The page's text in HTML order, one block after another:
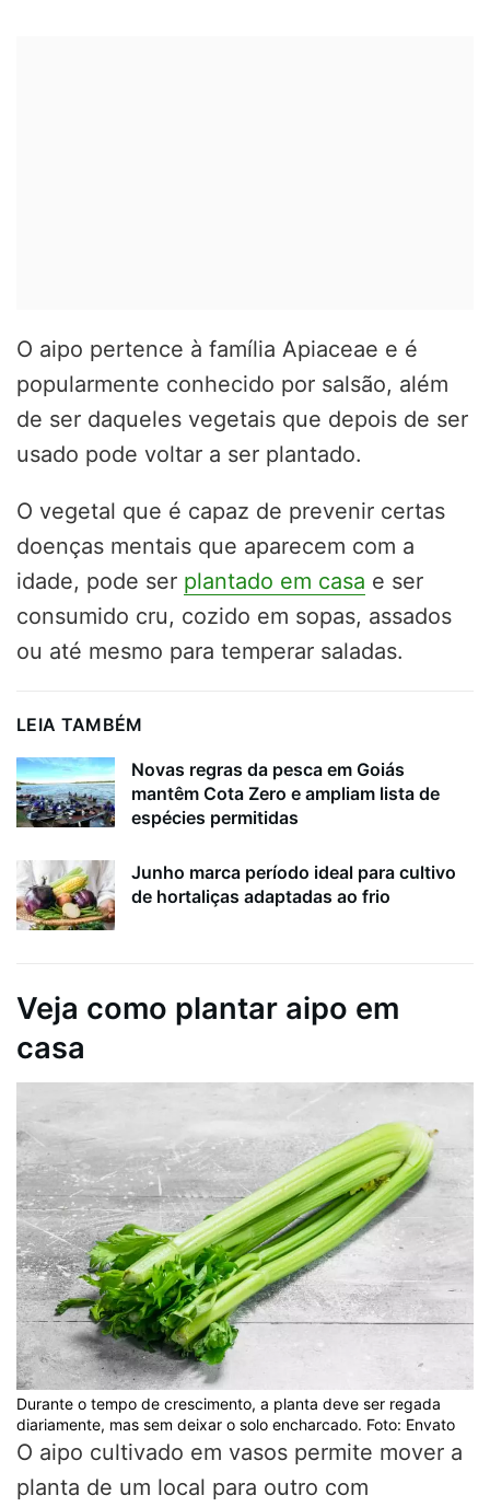
O aipo pertence à família Apiaceae e é
popularmente conhecido por salsão, além
de ser daqueles vegetais que depois de ser
usado pode voltar a ser plantado.
O vegetal que é capaz de prevenir certas
doenças mentais que aparecem com a
idade, pode ser plantado em casa e ser
consumido cru, cozido em sopas, assados
ou até mesmo para temperar saladas.
LEIA TAMBÉM
Novas regras da pesca em Goiás
mantêm Cota Zero e ampliam lista de
espécies permitidas
Junho marca período ideal para cultivo
de hortaliças adaptadas ao frio
Veja como plantar aipo em
casa
Durante o tempo de crescimento, a planta deve ser regada
diariamente, mas sem deixar o solo encharcado. Foto: Envato
O aipo cultivado em vasos permite mover a
planta de um local para outro com